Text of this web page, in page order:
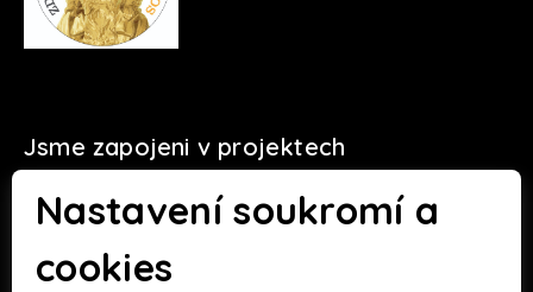
Nastavení soukromí a
cookies
Jsme zapojeni v projektech